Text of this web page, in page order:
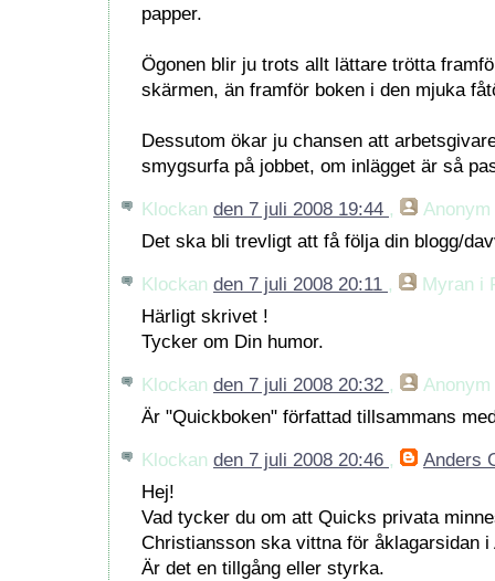
papper.
Ögonen blir ju trots allt lättare trötta
skärmen, än framför boken i den mjuka
Dessutom ökar ju chansen att
smygsurfa på jobbet, om inlägget är så
Klockan den 7 juli 2008 19:44 , Anonym
Det ska bli trevligt att få följa din blogg/
Klockan den 7 juli 2008 20:11 ,
Myran i
Härligt skrivet !
Tycker om Din humor.
Klockan den 7 juli 2008 20:32 , Anonym
Är "Quickboken" författad tillsammans
Klockan den 7 juli 2008 20:46 ,
Anders
Hej!
Vad tycker du om att Quicks privata
Christiansson ska vittna för åklagarsidan i
Är det en tillgång eller styrka.